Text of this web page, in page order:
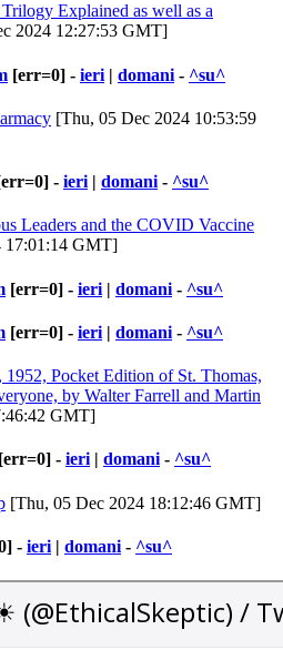
Explained as well as a
2024 12:27:53 GMT]
[err=0] - ieri | domani - ^su^
[Thu, 05 Dec 2024 10:53:59
- ieri | domani - ^su^
Leaders and the COVID Vaccine
17:01:14 GMT]
[err=0] - ieri | domani - ^su^
[err=0] - ieri | domani - ^su^
Pocket Edition of St. Thomas,
by Walter Farrell and Martin
GMT]
[err=0] - ieri | domani - ^su^
[Thu, 05 Dec 2024 18:12:46 GMT]
- ieri | domani - ^su^